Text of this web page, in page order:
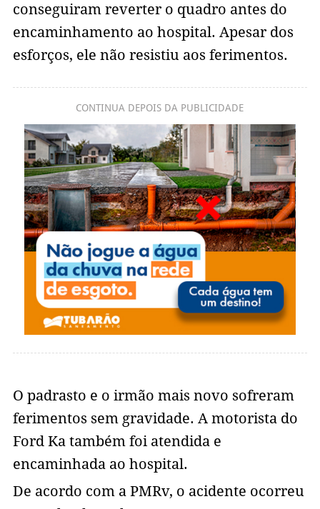
conseguiram reverter o quadro antes do
encaminhamento ao hospital. Apesar dos
esforços, ele não resistiu aos ferimentos.
CONTINUA DEPOIS DA PUBLICIDADE
O padrasto e o irmão mais novo sofreram
ferimentos sem gravidade. A motorista do
Ford Ka também foi atendida e
encaminhada ao hospital.
De acordo com a PMRv, o acidente ocorreu